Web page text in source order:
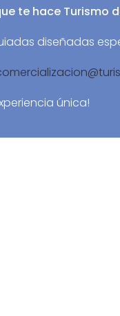
te hace Turismo
diseñadas
única!